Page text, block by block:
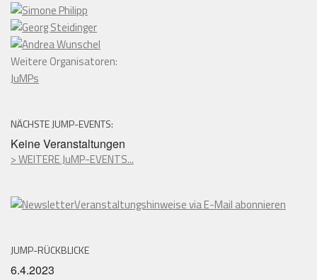
Weitere Organisatoren:
JuMPs
NÄCHSTE JUMP-EVENTS:
Keine Veranstaltungen
> WEITERE JuMP-EVENTS...
Veranstaltungshinweise via E-Mail abonnieren
JUMP-RÜCKBLICKE
6.4.2023